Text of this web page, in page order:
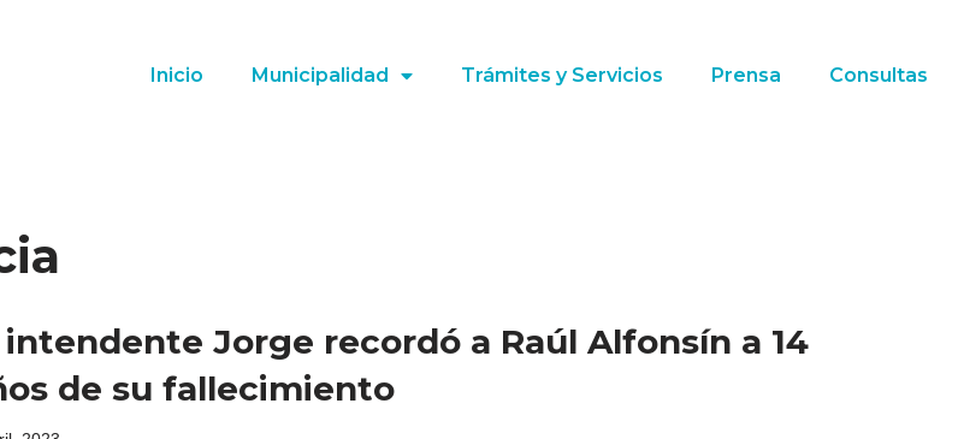
Inicio Municipalidad Trámites y Servicios Prensa Consultas
intendente Jorge recordó a Raúl Alfonsín a 14
de su fallecimiento